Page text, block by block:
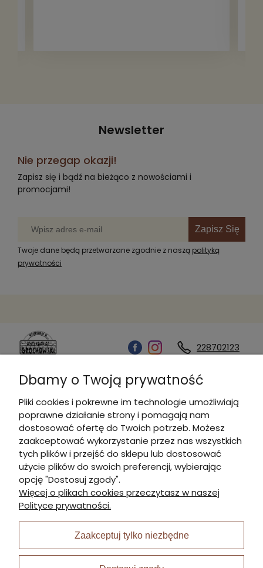
Newsletter
Nie przegap okazji!
Zapisz się i bądź na bieżąco z nowościami i
promocjami!
Zapisz Się
Twoje dane będą przetwarzane zgodnie z naszą polityką
prywatności
228702123
Kontakt
Informacje
Płatności i dostawa
Moje konto
I Nagroda w plabiscycie:
Dbamy o Twoją prywatność
Pliki cookies i pokrewne im technologie umożliwiają
poprawne działanie strony i pomagają nam
dostosować ofertę do Twoich potrzeb. Możesz
zaakceptować wykorzystanie przez nas wszystkich
tych plików i przejść do sklepu lub dostosować
użycie plików do swoich preferencji, wybierając
opcję "Dostosuj zgody".
Więcej o plikach cookies przeczytasz w naszej
Polityce prywatności.
Zaakceptuj tylko niezbędne